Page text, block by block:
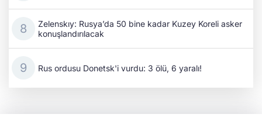
Zelenskıy: Rusya’da 50 bine kadar Kuzey Koreli asker
konuşlandırılacak
Rus ordusu Donetsk'i vurdu: 3 ölü, 6 yaralı!